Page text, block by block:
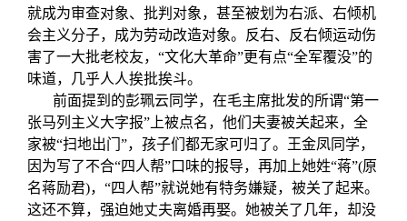
就成为审查对象、批判对象，甚至被划为右派、右倾机
会主义分子，成为劳动改造对象。反右、反右倾运动伤
害了一大批老校友，“文化大革命”更有点“全军覆没”的
味道，几乎人人挨批挨斗。
前面提到的彭珮云同学，在毛主席批发的所谓“第一
张马列主义大字报”上被点名，他们夫妻被关起来，全
家被“扫地出门”，孩子们都无家可归了。王金凤同学，
因为写了不合“四人帮”口味的报导，再加上她姓“蒋”(原
名蒋励君)，“四人帮”就说她有特务嫌疑，被关了起来。
这还不算，强迫她丈夫离婚再娶。她被关了几年，却没